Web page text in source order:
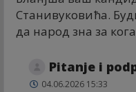
Станивуковића.
да народ зна за
Pitanje i
04.06.2026 15:33